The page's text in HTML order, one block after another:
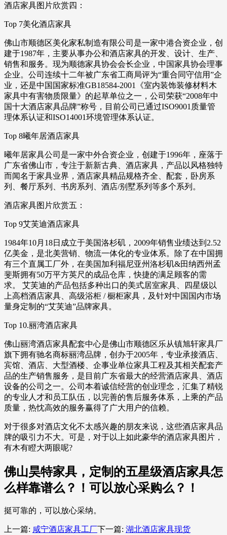
酒店家具图片欣赏四：
Top 7美化酒店家具
佛山市顺德区美化家私制造有限公司是一家中港合资企业，创
建于1987年，主要从事办公和酒店家具的开发、设计、生产、
销售和服务。现为顺德家具协会会长企业，中国家具协会理事
企业。公司连续十二年被广东省工商局评为“重合同守信用”企
业，还是中国国家标准GB18584-2001《室内装饰装修材料木
家具中有害物质限量》的起草单位之一，公司荣获“2008年中
国十大酒店家具品牌”称号，目前公司已通过ISO9001质量管
理体系认证和ISO14001环境管理体系认证。
Top 8曦年居酒店家具
曦年居家具公司是一家中外合资企业，创建于1996年，座落于
广东省佛山市，专注于新新古典、酒店家具，产品以风格独特
而闻名于家具业界，酒店家具精品规格齐全、配套，卧房系
列、餐厅系列、书房系列、酒店/别墅系列等多个系列。
酒店家具图片欣赏五：
Top 9艾芙迪酒店家具
1984年10月18日成立于美国洛杉矶，2009年销售业绩达到2.52
亿美金，是北美营销、物流一体化的专业体系。除了在中国拥
有三个直属工厂外，在美国加利福尼亚州洛杉矶&田纳西州孟
斐斯拥有50万平方英尺的成品仓库，快捷的满足顾客的需
求。 艾芙迪的产品包括多种出口的美式居室家具、四星级以
上高档酒店家具、高级浴柜 / 橱柜家具，及针对中国国内市场
量身定制的“艾芙迪”品牌家具。
Top 10.丽湾酒店家具
佛山丽湾酒店家具配套中心是佛山市顺德区乐从镇旭轩家具厂
旗下拥有驰名商标丽湾品牌，创办于2005年，专业承接酒店、
宾馆、酒店、大型酒楼、企事业单位家具工程及其相关配套产
品的生产销售服务，是目前广东省最大的经营酒店家具、酒店
设备的公司之一。公司本着诚信经营的创业理念，汇集了精锐
的专业人才和员工队伍，以完善的售后服务体系，上乘的产品
质量，热忱高效的服务赢得了广大用户的信赖。
对于很多对酒店文化不太感兴趣的朋友来说，这些酒店家具品
牌的吸引力不大。可是，对于以上如此豪华的酒店家具图片，
有木有瞪大两眼呢?
佛山昊特家具，定制的五星级酒店家具怎
么样靠谱么？！可以放心采购么？！
挺可靠的，可以放心采纳。
上一篇: 咸宁酒店家具工厂下一篇: 湖北酒店家具现货